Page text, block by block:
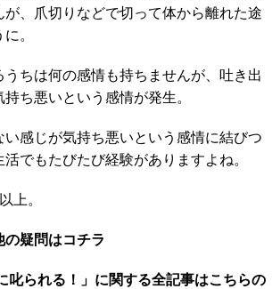
、爪切りなどで切って体から離れた途
。
うちは何の感情も持ちませんが、吐き出
ち悪いという感情が発生。
感じが気持ち悪いという感情に結びつ
でもたびたび経験がありますよね。
上。
疑問はコチラ
叱られる！」に関する全記事はこちらの